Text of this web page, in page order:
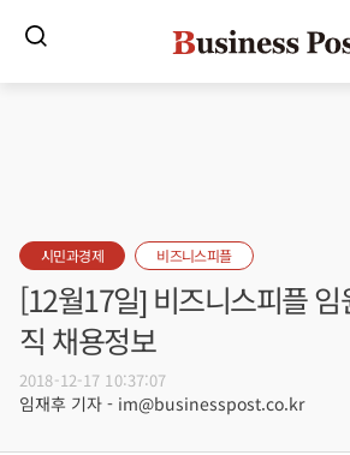
시민과경제 비즈니스피플
[12월17일] 비즈니스피플
직 채용정보
2018-12-17 10:37:07
임재후 기자 - im@businesspost.co.kr